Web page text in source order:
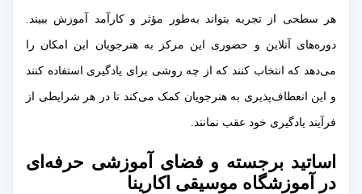
هر سطحی از تجربه بتواند به‌طور مؤثر و کارآمد آموزش ببیند.
دوره‌های آنلاین و حضوری این مرکز به هنرجویان این امکان را
می‌دهد که انتخاب کنند که از چه روشی برای یادگیری استفاده کنند
و این انعطاف‌پذیری به هنرجویان کمک می‌کند تا در هر شرایطی از
فرآیند یادگیری خود عقب نمانند.
اساتید برجسته و فضای آموزشی حرفه‌ای
در آموزشگاه موسیقی اکارینا